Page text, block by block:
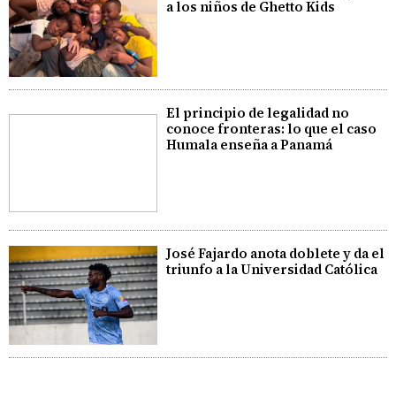
a los niños de Ghetto Kids
El principio de legalidad no
conoce fronteras: lo que el caso
Humala enseña a Panamá
José Fajardo anota doblete y da el
triunfo a la Universidad Católica